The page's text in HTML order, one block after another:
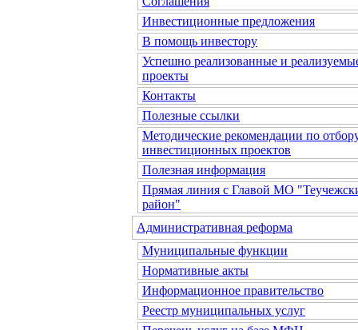
Инвестиционные предложения
В помощь инвестору
Успешно реализованные и
проекты
Контакты
Полезные ссылки
Методические рекомендации по
инвестиционных проектов
Полезная информация
Прямая линия с Главой МО
район"
Административная реформа
Муниципальные функции
Нормативные акты
Информационное правительство
Реестр муниципальных услуг